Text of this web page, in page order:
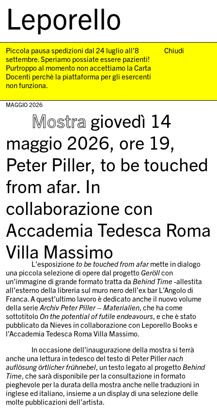
Leporello
navigation
Piccola pausa spedizioni dal 24 luglio all'8
settembre. Speriamo possiate essere pazienti!
Purtroppo al momento non accettiamo la Carta
Docenti perchè la piattaforma per gli esercenti
non funziona.
Chiudi
MAGGIO 2026
Mostra giovedì 14
maggio 2026, ore 19,
Peter Piller, to be touched
from afar. In
collaborazione con
Accademia Tedesca Roma
Villa Massimo
L’esposizioneto be touched from afarmette in dialogo
una piccola selezione di opere dal progettoGeröllcon
un’immagine di grande formato tratta daBehind Time -allestita
all’esterno della libreria sul muro nero dell’ex bar L’Angolo di
Franca. A quest’ultimo lavoro è dedicato anche il nuovo volume
della serieArchiv Peter Piller – Materialien, che ha come
sottotitoloOn the potential of futile endeavours, e che è stato
pubblicato da Nieves in collaborazione con Leporello Books e
l’Accademia Tedesca Roma Villa Massimo.
In occasione dell’inaugurazione della mostra si terrà
anche una lettura in tedesco del testo di Peter Pillernach
auflösung örtlicher frühnebel, un testo legato al progettoBehind
Time, che sarà disponibile per la consultazione in formato
pieghevole per la durata della mostra anche nelle traduzioni in
inglese ed italiano, insieme a un display di una selezione delle
molte pubblicazioni dell’artista.